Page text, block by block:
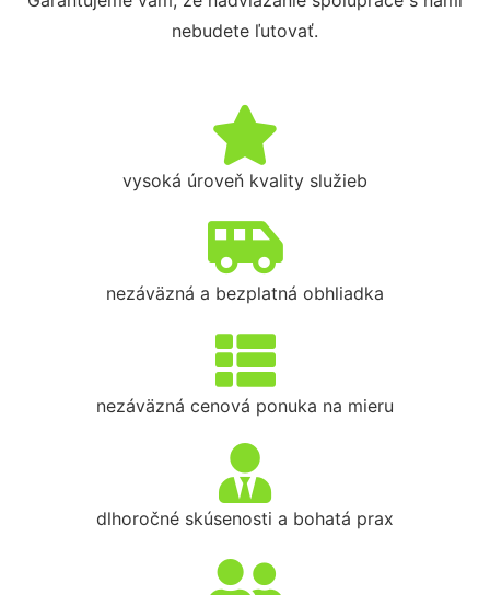
nebudete ľutovať.
vysoká úroveň kvality služieb
nezáväzná a bezplatná obhliadka
nezáväzná cenová ponuka na mieru
dlhoročné skúsenosti a bohatá prax